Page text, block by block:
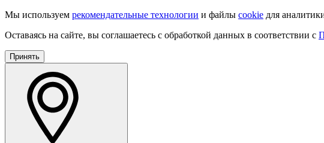
Мы используем рекомендательные технологии и файлы cookie для
Оставаясь на сайте, вы соглашаетесь с обработкой данных в соответствии с
Принять